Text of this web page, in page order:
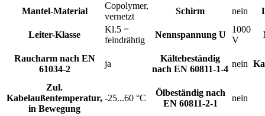
Mantel-Material
Copolymer,
vernetzt
Schirm nein
Leiter-Klasse
Kl.5 =
feindrähtig
Nennspannung U
1000
V
Raucharm nach EN
61034-2
ja
Kältebeständig
nach EN 60811-1-4
nein
Zul.
Kabelaußentemperatur,
in Bewegung
-25...60 °C
Ölbeständig nach
EN 60811-2-1
nein